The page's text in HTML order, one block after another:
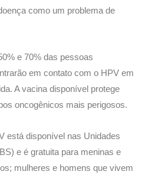
como um problema de
e 70% das pessoas
em contato com o HPV em
A vacina disponível protege
oncogênicos mais perigosos.
está disponível nas Unidades
e é gratuita para meninas e
mulheres e homens que vivem